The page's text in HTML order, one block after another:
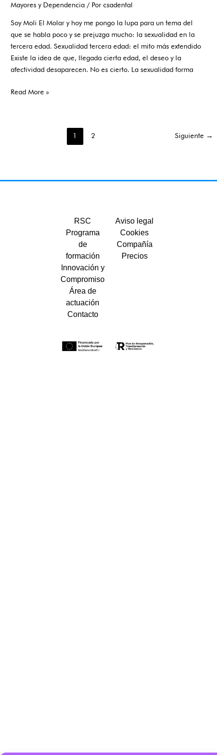
Mayores y Dependencia / Porcsadental
Soy Moli El Molar y hoy me pongo la lupa para un tema del
que se habla poco y se prejuzga mucho: la sexualidad en la
tercera edad. Sexualidad tercera edad: el mito más extendido
Existe la idea de que, llegada cierta edad, el deseo y la
afectividad desaparecen. No es cierto. La sexualidad forma
Read More »
1 2 Siguiente →
RSC
Programa
de
formación
Innovación y
Compromiso
Área de
actuación
Contacto
Aviso legal
Cookies
Compañía
Precios